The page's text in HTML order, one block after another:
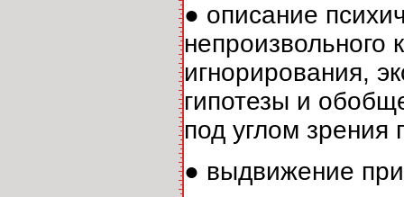
● описание
непроизвольного
игнорирования,
гипотезы и
под углом зрения
● выдвижение